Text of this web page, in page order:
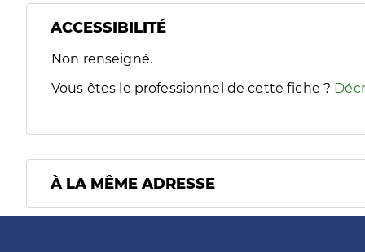
ACCESSIBILITÉ
Filtres
Sélectionnez un ou plusieurs handicaps/besoins
Non renseigné.
Vous êtes le professionnel de cette fiche ?
À LA MÊME ADRESSE